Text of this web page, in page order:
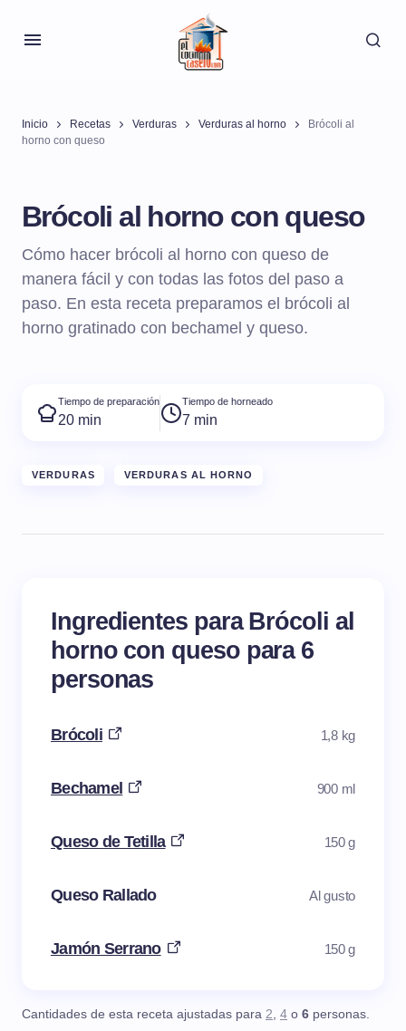
Inicio Recetas Verduras Verduras al horno
Brócoli al
horno con queso
Brócoli al horno con queso
Cómo hacer brócoli al horno con queso de
manera fácil y con todas las fotos del paso a
paso. En esta receta preparamos el brócoli al
horno gratinado con bechamel y queso.
Tiempo de preparación
20 min
Tiempo de horneado
7 min
VERDURAS VERDURAS AL HORNO
Ingredientes para Brócoli al
horno con queso para 6
personas
Brócoli 1,8 kg
Bechamel 900 ml
Queso de Tetilla 150 g
Queso Rallado Al gusto
Jamón Serrano 150 g
Cantidades de esta receta ajustadas para 2, 4 o 6 personas.